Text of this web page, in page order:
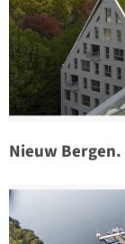
Nieuw Bergen.